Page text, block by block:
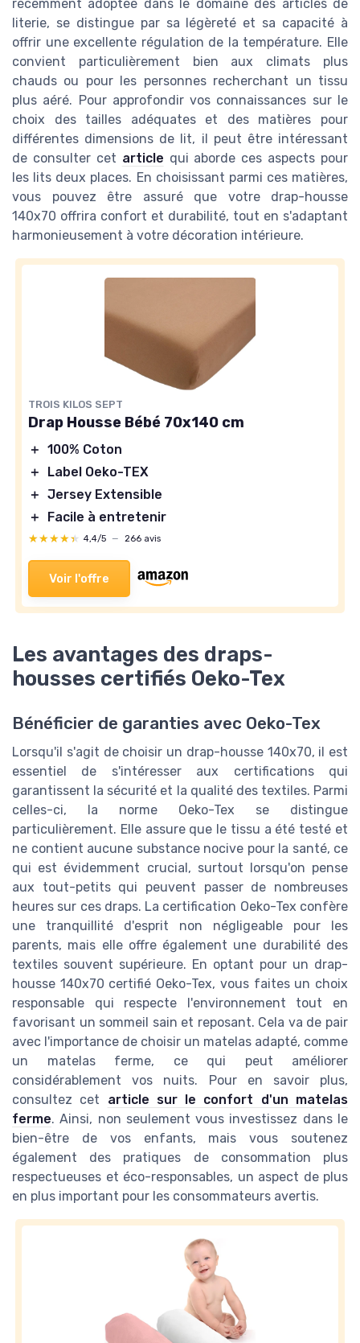
récemment adoptée dans le domaine des articles de
literie, se distingue par sa légèreté et sa capacité à
offrir une excellente régulation de la température. Elle
convient particulièrement bien aux climats plus
chauds ou pour les personnes recherchant un tissu
plus aéré. Pour approfondir vos connaissances sur le
choix des tailles adéquates et des matières pour
différentes dimensions de lit, il peut être intéressant
de consulter cet article qui aborde ces aspects pour
les lits deux places. En choisissant parmi ces matières,
vous pouvez être assuré que votre drap-housse
140x70 offrira confort et durabilité, tout en s'adaptant
harmonieusement à votre décoration intérieure.
TROIS KILOS SEPT
Drap Housse Bébé 70x140 cm
＋ 100% Coton
＋
Label Oeko-TEX
＋ Jersey Extensible
＋
Facile à entretenir
★★★★★
★★★★★ 4,4/5 — 266 avis
Voir l'offre
Les avantages des draps-
housses certifiés Oeko-Tex
Bénéficier de garanties avec Oeko-Tex
Lorsqu'il s'agit de choisir un drap-housse 140x70, il est
essentiel de s'intéresser aux certifications qui
garantissent la sécurité et la qualité des textiles. Parmi
celles-ci, la norme Oeko-Tex se distingue
particulièrement. Elle assure que le tissu a été testé et
ne contient aucune substance nocive pour la santé, ce
qui est évidemment crucial, surtout lorsqu'on pense
aux tout-petits qui peuvent passer de nombreuses
heures sur ces draps. La certification Oeko-Tex confère
une tranquillité d'esprit non négligeable pour les
parents, mais elle offre également une durabilité des
textiles souvent supérieure. En optant pour un drap-
housse 140x70 certifié Oeko-Tex, vous faites un choix
responsable qui respecte l'environnement tout en
favorisant un sommeil sain et reposant. Cela va de pair
avec l'importance de choisir un matelas adapté, comme
un matelas ferme, ce qui peut améliorer
considérablement vos nuits. Pour en savoir plus,
consultez cet article sur le confort d'un matelas
ferme. Ainsi, non seulement vous investissez dans le
bien-être de vos enfants, mais vous soutenez
également des pratiques de consommation plus
respectueuses et éco-responsables, un aspect de plus
en plus important pour les consommateurs avertis.